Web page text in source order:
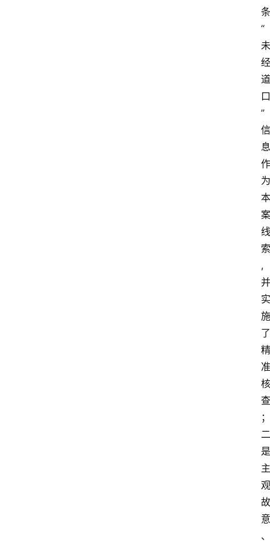
条
“
未
经
道
口
”
信
息
作
为
本
案
线
索
,
并
实
施
了
精
准
核
查
；
二
是
主
观
故
意
、